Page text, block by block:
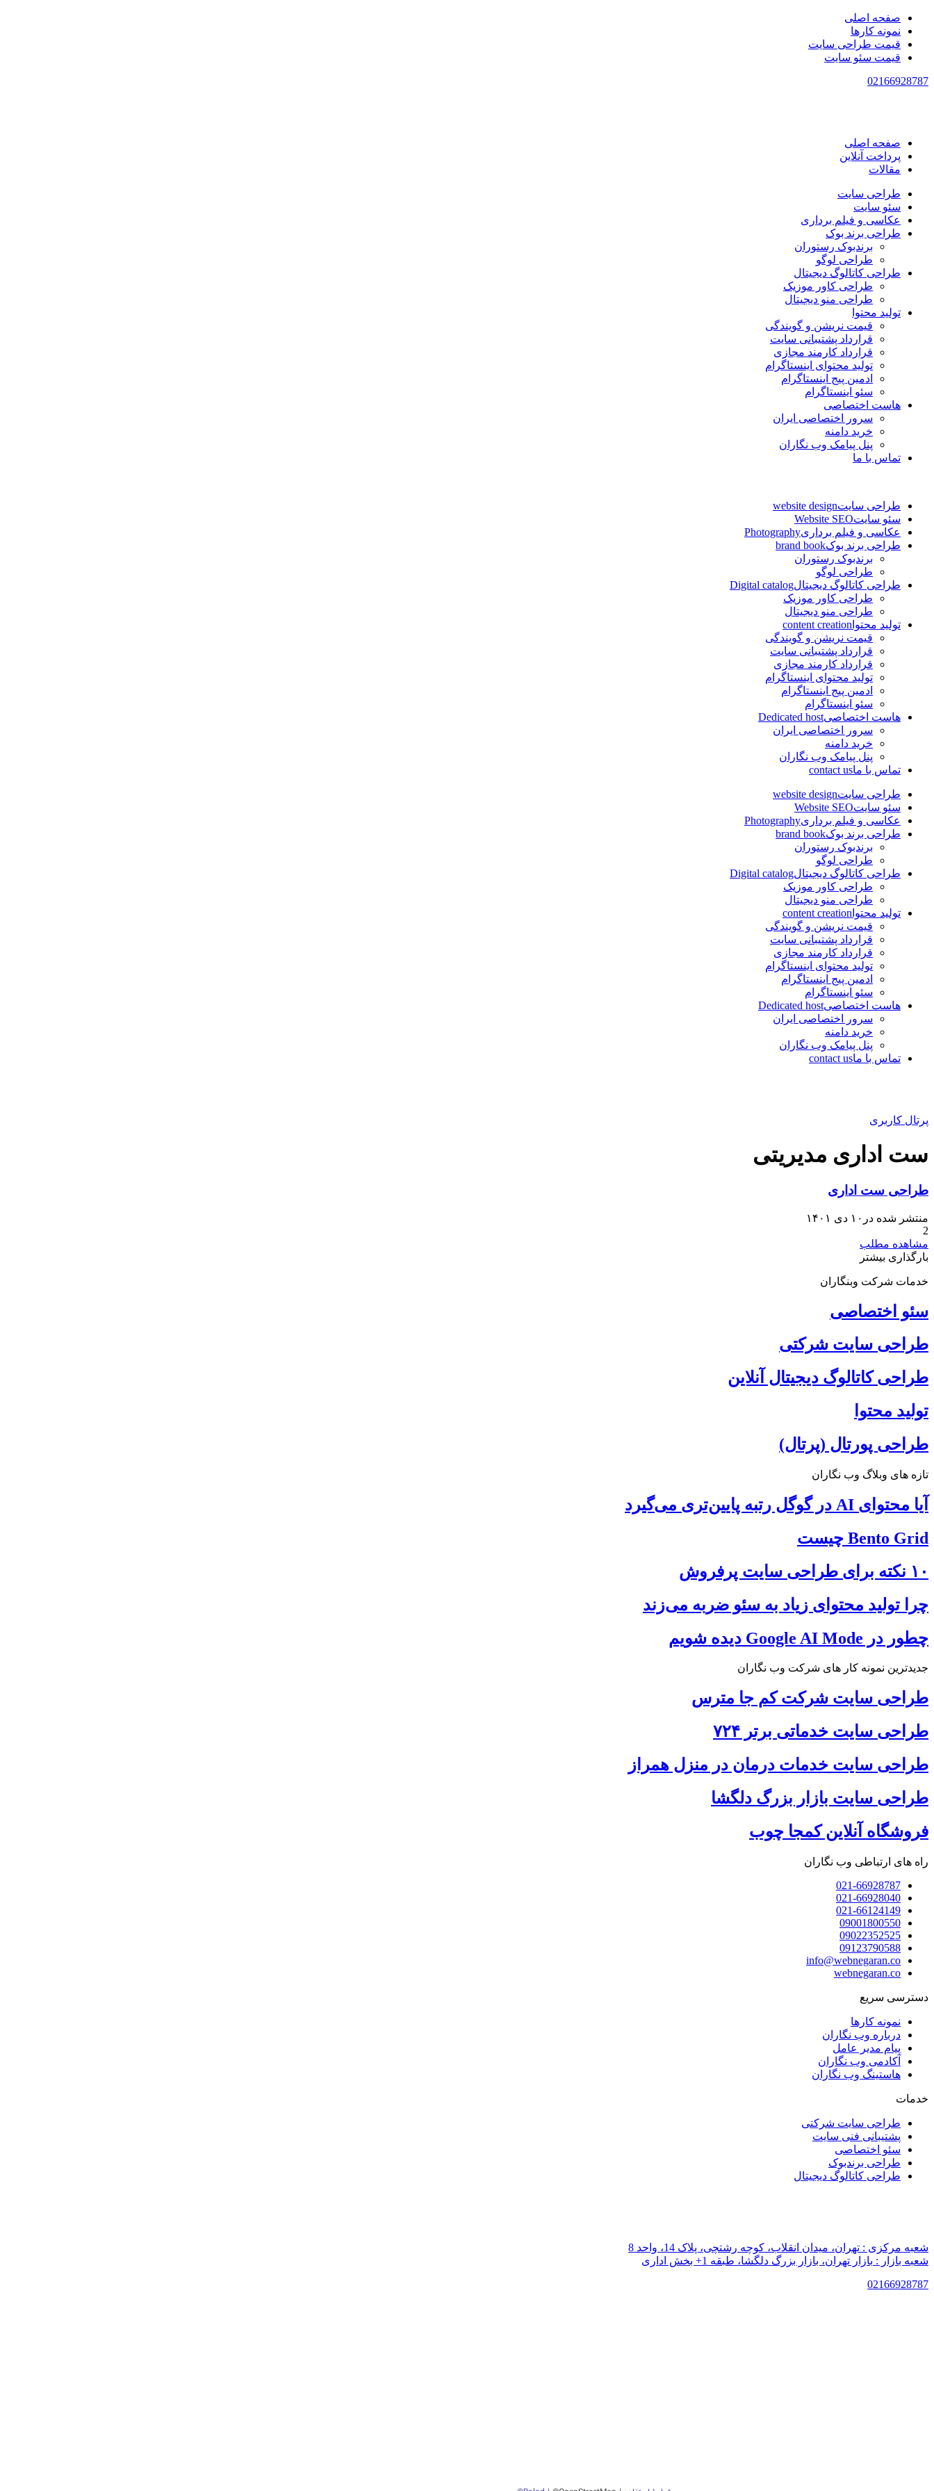
پرش
محتوا
صفحه اصلی
نمونه کارها
قیمت طراحی سایت
قیمت سئو سایت
02166928787
صفحه اصلی
پرداخت آنلاین
مقالات
طراحی سایت
سئو سایت
عکاسی و فیلم برداری
طراحی برند بوک
برندبوک رستوران
طراحی لوگو
طراحی کاتالوگ دیجیتال
طراحی کاور موزیک
طراحی منو دیجیتال
تولید محتوا
قیمت نریشن و گویندگی
قرارداد پشتیبانی سایت
قرارداد کارمند مجازی
تولید محتوای اینستاگرام
ادمین پیج اینستاگرام
سئو اینستاگرام
هاست اختصاصی
سرور اختصاصی ایران
خرید دامنه
پنل پیامک وب نگاران
تماس با ما
طراحی سایتwebsite design
سئو سایتWebsite SEO
عکاسی و فیلم برداریPhotography
طراحی برند بوکbrand book
برندبوک رستوران
طراحی لوگو
طراحی کاتالوگ دیجیتالDigital catalog
طراحی کاور موزیک
طراحی منو دیجیتال
تولید محتوا content creation
قیمت نریشن و گویندگی
قرارداد پشتیبانی سایت
قرارداد کارمند مجازی
تولید محتوای اینستاگرام
ادمین پیج اینستاگرام
سئو اینستاگرام
هاست اختصاصیDedicated host
سرور اختصاصی ایران
خرید دامنه
پنل پیامک وب نگاران
تماس با ماcontact us
طراحی سایتwebsite design
سئو سایتWebsite SEO
عکاسی و فیلم برداریPhotography
طراحی برند بوکbrand book
برندبوک رستوران
طراحی لوگو
طراحی کاتالوگ دیجیتالDigital catalog
طراحی کاور موزیک
طراحی منو دیجیتال
تولید محتوا content creation
قیمت نریشن و گویندگی
قرارداد پشتیبانی سایت
قرارداد کارمند مجازی
تولید محتوای اینستاگرام
ادمین پیج اینستاگرام
سئو اینستاگرام
هاست اختصاصیDedicated host
سرور اختصاصی ایران
خرید دامنه
پنل پیامک وب نگاران
تماس با ماcontact us
پرتال کاربری
ست اداری مدیریتی
طراحی ست اداری
منتشر شده در۱۰ دی ۱۴۰۱
2
مشاهده مطلب
بارگذاری بیشتر
خدمات شرکت وبنگاران
سئو اختصاصی
طراحی سایت شرکتی
طراحی کاتالوگ دیجیتال آنلاین
تولید محتوا
طراحی پورتال (پرتال)
تازه های وبلاگ وب نگاران
آیا محتوای AI در گوگل رتبه پایین‌تری می‌گیرد
Bento Grid چیست
۱۰ نکته برای طراحی سایت پرفروش
چرا تولید محتوای زیاد به سئو ضربه می‌زند
چطور در Google AI Mode دیده شویم
جدیدترین نمونه کار های شرکت وب نگاران
طراحی سایت شرکت کم جا مترس
طراحی سایت خدماتی برتر ۷۲۴
طراحی سایت خدمات درمان در منزل همراز
طراحی سایت بازار بزرگ دلگشا
فروشگاه آنلاین کمجا چوب
راه های ارتباطی وب نگاران
021-66928787
021-66928040
021-66124149
09001800550
09022352525
09123790588
info@webnegaran.co
webnegaran.co
دسترسی سریع
نمونه کارها
درباره وب نگاران
پیام مدیر عامل
آکادمی وب نگاران
هاستینگ وب نگاران
خدمات
طراحی سایت شرکتی
پشتیبانی فنی سایت
سئو اختصاصی
طراحی برندبوک
طراحی کاتالوگ دیجیتال
شعبه مرکزی : تهران، میدان انقلاب، کوچه رشتچی، پلاک 14، واحد 8
شعبه بازار : بازار تهران، بازار بزرگ دلگشا، طبقه 1+ بخش اداری
02166928787